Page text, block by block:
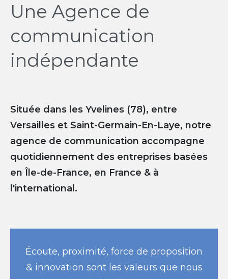
Une Agence de
communication
indépendante
Située dans les Yvelines (78), entre
Versailles et Saint-Germain-En-Laye, notre
agence de communication accompagne
quotidiennement des entreprises basées
en Île-de-France, en France & à
l'international.
Écoute, proximité, force de proposition
& innovation sont les valeurs que nous